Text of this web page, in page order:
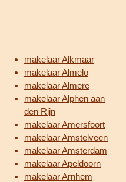
makelaar Alkmaar
makelaar Almelo
makelaar Almere
makelaar Alphen aan
den Rijn
makelaar Amersfoort
makelaar Amstelveen
makelaar Amsterdam
makelaar Apeldoorn
makelaar Arnhem